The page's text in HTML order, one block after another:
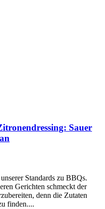
Sauer
Standards zu BBQs.
Gerichten schmeckt der
denn die Zutaten
finden....